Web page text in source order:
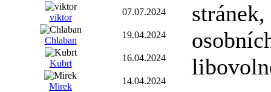
viktor
07.07.2024
Chlaban
19.04.2024
Kubrt
16.04.2024
Mirek
14.04.2024